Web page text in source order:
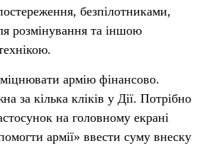
безпілотниками,
розмінування та іншою
армію фінансово.
за кілька кліків у Дії. Потрібно
на головному екрані
армії» ввести суму внеску